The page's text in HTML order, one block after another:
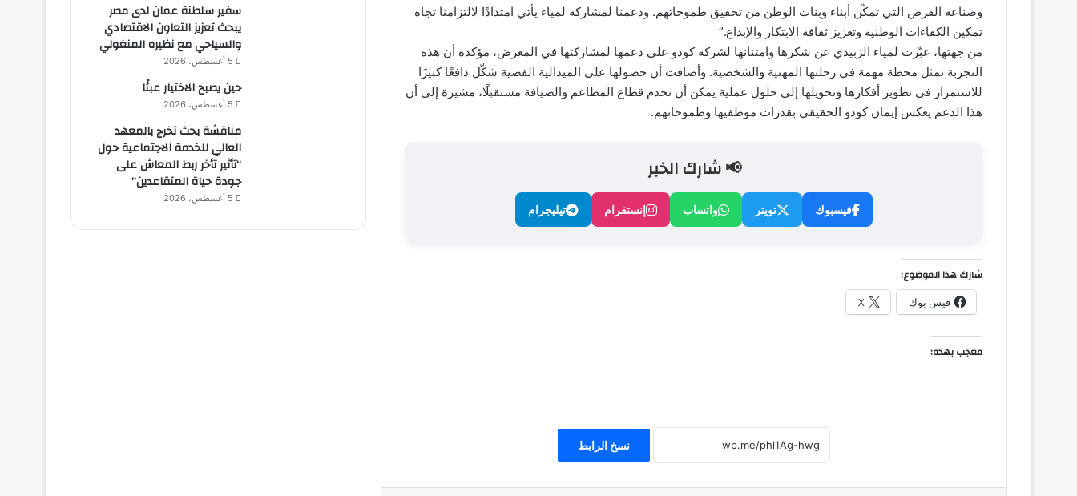
وصناعة الفرص التي تمكّن أبناء وبنات الوطن من تحقيق طموحاتهم. ودعمنا لمشاركة لمياء يأتي امتدادًا لالتزامنا تجاه
تمكين الكفاءات الوطنية وتعزيز ثقافة الابتكار والإبداع.”
من جهتها، عبّرت لمياء الزبيدي عن شكرها وامتنانها لشركة كودو على دعمها لمشاركتها في المعرض، مؤكدة أن هذه
التجربة تمثل محطة مهمة في رحلتها المهنية والشخصية. وأضافت أن حصولها على الميدالية الفضية شكّل دافعًا كبيرًا
للاستمرار في تطوير أفكارها وتحويلها إلى حلول عملية يمكن أن تخدم قطاع المطاعم والضيافة مستقبلًا، مشيرة إلى أن
هذا الدعم يعكس إيمان كودو الحقيقي بقدرات موظفيها وطموحاتهم.
📢 شارك الخبر
فيسبوك تويتر واتساب إنستقرام تيليجرام
شارك هذا الموضوع:
فيس بوك X
معجب بهذه:
نسخ الرابط
سفير سلطنة عمان لدى مصر
يبحث تعزيز التعاون الاقتصادي
والسياحي مع نظيره المنغولي
5 أغسطس، 2026
حين يصبح الاختيار عبئًا
5 أغسطس، 2026
مناقشة بحث تخرج بالمعهد
العالي للخدمة الاجتماعية حول
“تأثير تأخر ربط المعاش على
جودة حياة المتقاعدين”
5 أغسطس، 2026